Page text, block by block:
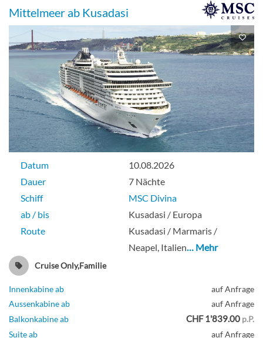
Mittelmeer ab Kusadasi
Datum
10.08.2026
Dauer
7 Nächte
Schiff
MSC Divina
ab / bis
Kusadasi / Europa
Route
Kusadasi / Marmaris /
Neapel, Italien… Mehr
Cruise Only,Familie
Innenkabine ab
auf Anfrage
Aussenkabine ab
auf Anfrage
Balkonkabine ab
CHF 1'839.00 p.P.
Suite ab
auf Anfrage